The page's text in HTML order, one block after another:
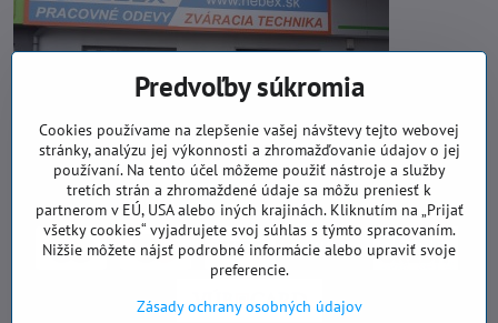
Predvoľby súkromia
Cookies používame na zlepšenie vašej návštevy tejto webovej
stránky, analýzu jej výkonnosti a zhromažďovanie údajov o jej
používaní. Na tento účel môžeme použiť nástroje a služby
tretích strán a zhromaždené údaje sa môžu preniesť k
partnerom v EÚ, USA alebo iných krajinách. Kliknutím na „Prijať
všetky cookies“ vyjadrujete svoj súhlas s týmto spracovaním.
Nižšie môžete nájsť podrobné informácie alebo upraviť svoje
preferencie.
Zásady ochrany osobných údajov